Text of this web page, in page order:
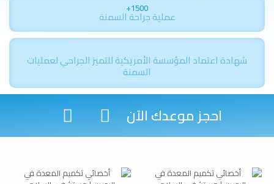
1500+
عملية جراحة السمنة
شهادة اعتماد المؤسسة الأمريكية للتميز الجراحي لعمليات
السمنة
احجز موعدك الآن